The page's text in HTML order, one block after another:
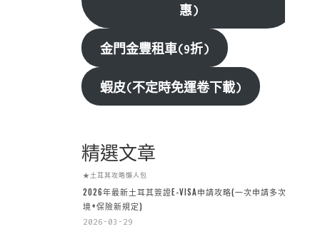
惠)
金門金豐租車(9折)
蝦皮(不定時免運卷下載)
精選文章
★土耳其攻略懶人包
2026年最新土耳其簽證E-VISA申請攻略(一次申請多次入
境+保險新規定)
2026-03-29